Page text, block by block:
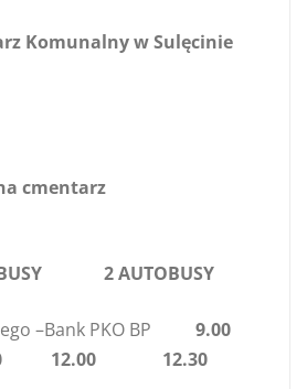
Komunalny w Sulęcinie
cmentarz
2 AUTOBUSY
–Bank PKO BP 9.00
12.00 12.30